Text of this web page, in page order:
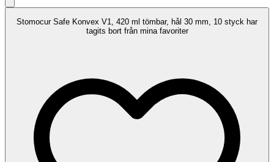
Stomocur Safe Konvex V1, 420 ml tömbar, hål 30 mm, 10 styck har
tagits bort från mina favoriter